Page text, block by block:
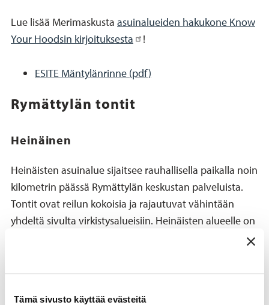
Tämä sivusto käyttää evästeitä
Lue lisää Merimaskusta asuinalueiden hakukone Know
Your Hoodsin kirjoituksesta
!
ESITE Mäntylänrinne (pdf)
Rymättylän tontit
Heinäinen
Heinäisten asuinalue sijaitsee rauhallisella paikalla noin
kilometrin päässä Rymättylän keskustan palveluista.
Tontit ovat reilun kokoisia ja rajautuvat vähintään
yhdeltä sivulta virkistysalueisiin. Heinäisten alueelle on